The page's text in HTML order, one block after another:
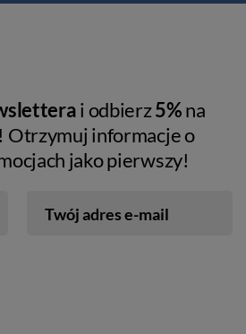
i odbierz5%na
Otrzymuj informacje o
jako pierwszy!
Twój adres e-mail